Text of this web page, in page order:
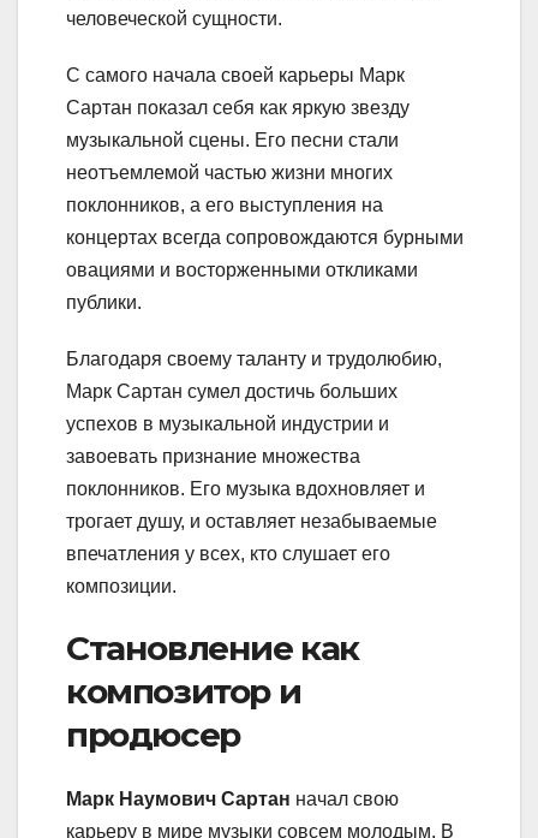
человеческой сущности.
С самого начала своей карьеры Марк
Сартан показал себя как яркую звезду
музыкальной сцены. Его песни стали
неотъемлемой частью жизни многих
поклонников, а его выступления на
концертах всегда сопровождаются бурными
овациями и восторженными откликами
публики.
Благодаря своему таланту и трудолюбию,
Марк Сартан сумел достичь больших
успехов в музыкальной индустрии и
завоевать признание множества
поклонников. Его музыка вдохновляет и
трогает душу, и оставляет незабываемые
впечатления у всех, кто слушает его
композиции.
Становление как
композитор и
продюсер
Марк Наумович Сартан начал свою
карьеру в мире музыки совсем молодым. В